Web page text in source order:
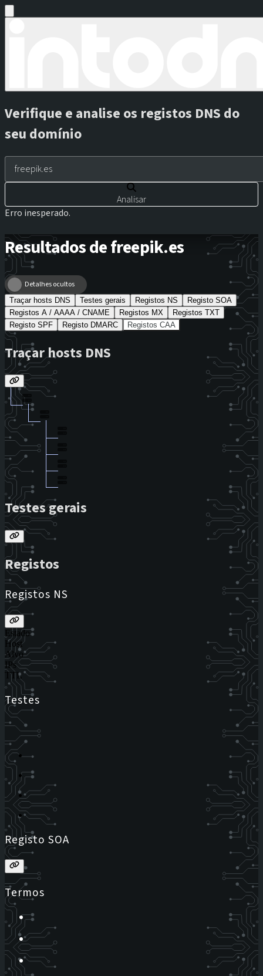
Verifique e analise os registos DNS do
seu domínio
Analisar
Erro inesperado.
Resultados de freepik.es
Detalhes ocultos
Traçar hosts DNS Testes gerais Registos NS
Registo SOA
Registos A / AAAA / CNAME
Registos MX
Registos TXT
Registo SPF
Registo DMARC Registos CAA
Traçar hosts DNS
Testes gerais
Registos
Registos NS
Estado
Host
Alvo
IPs
TTL
Testes
Registo SOA
Termos